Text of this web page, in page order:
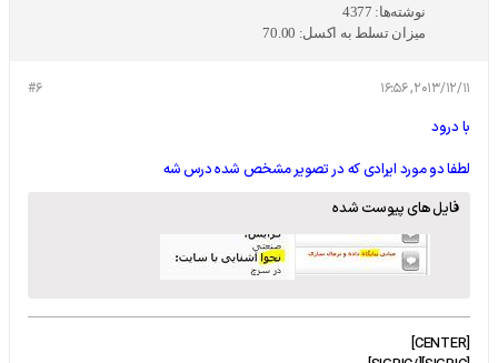
نوشته‌ها: 4377
میزان تسلط به اکسل: 70.00
#6 2013/12/11, 16:56
با درود
لطفا دو مورد ایرادی که در تصویر مشخص شده درس شه
فایل های پیوست شده
[CENTER]